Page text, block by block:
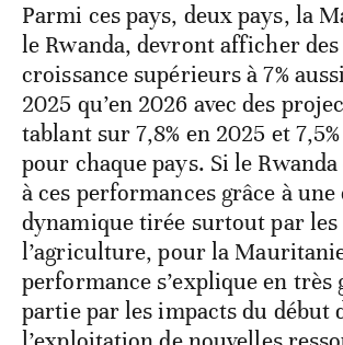
Parmi ces pays, deux pays, la
le Rwanda, devront afficher
croissance supérieurs à 7%
2025 qu’en 2026 avec des
tablant sur 7,8% en 2025 et
pour chaque pays. Si le
à ces performances grâce à
dynamique tirée surtout par les
l’agriculture, pour la
performance s’explique en très
partie par les impacts du début